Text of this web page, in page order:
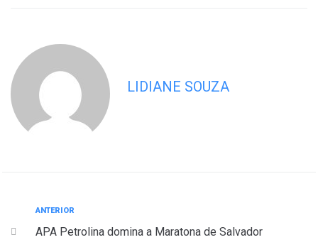
LIDIANE SOUZA
ANTERIOR
APA Petrolina domina a Maratona de Salvador